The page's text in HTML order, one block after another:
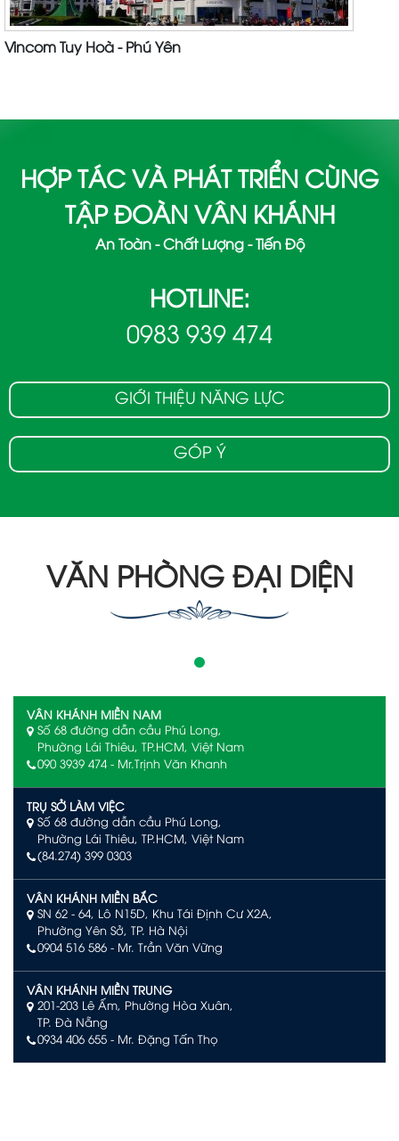
Vincom Tuy Hoà - Phú Yên
HỢP TÁC VÀ PHÁT TRIỂN CÙNG
TẬP ĐOÀN VÂN KHÁNH
An Toàn - Chất Lượng - Tiến Độ
HOTLINE:
0983 939 474
GIỚI THIỆU NĂNG LỰC
GÓP Ý
VĂN PHÒNG ĐẠI DIỆN
VÂN KHÁNH MIỀN NAM
Số 68 đường dẫn cầu Phú Long,
Phường Lái Thiêu, TP.HCM, Việt Nam
090 3939 474 - Mr.Trịnh Văn Khanh
TRỤ SỞ LÀM VIỆC
Số 68 đường dẫn cầu Phú Long,
Phường Lái Thiêu, TP.HCM, Việt Nam
(84.274) 399 0303
VÂN KHÁNH MIỀN BẮC
SN 62 - 64, Lô N15D, Khu Tái Định Cư X2A,
Phường Yên Sở, TP. Hà Nội
0904 516 586 - Mr. Trần Văn Vững
VÂN KHÁNH MIỀN TRUNG
201-203 Lê Ấm, Phường Hòa Xuân,
TP. Đà Nẵng
0934 406 655 - Mr. Đặng Tấn Thọ